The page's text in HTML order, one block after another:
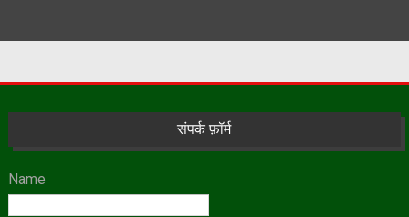
संपर्क फ़ॉर्म
Name